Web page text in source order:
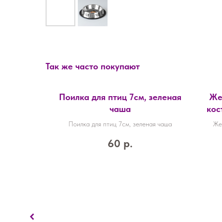
Так же часто покупают
Поилка для птиц 7см, зеленая
чаша
Поилка для птиц 7см, зеленая чаша
60 р.